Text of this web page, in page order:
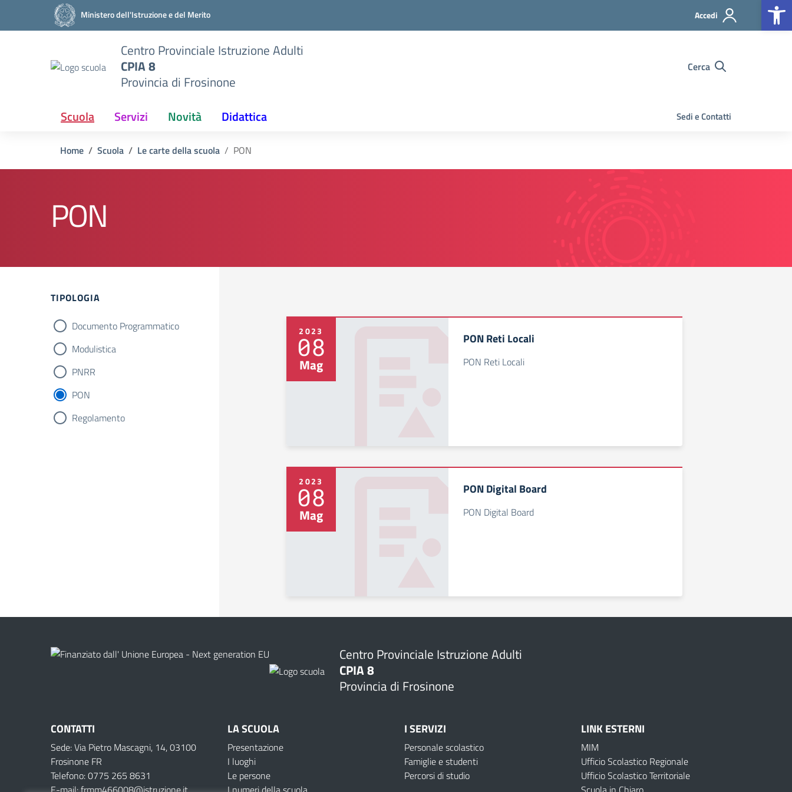
Vai ai contenuti
Vai al menu di navigazione
Ministero dell'Istruzione e del Merito Accedi
Centro Provinciale Istruzione Adulti
CPIA 8
Provincia di Frosinone
Cerca
Scuola Servizi Novità Didattica Sedi e Contatti
Home Scuola Le carte della scuola PON
PON
TIPOLOGIA
Documento Programmatico
Modulistica
PNRR
PON
Regolamento
2023
08
Mag
PON Reti Locali
PON Reti Locali
2023
08
Mag
PON Digital Board
PON Digital Board
Centro Provinciale Istruzione Adulti
CPIA 8
Provincia di Frosinone
CONTATTI
Sede: Via Pietro Mascagni, 14, 03100
Frosinone FR
Telefono: 0775 265 8631
LA SCUOLA
Presentazione
I luoghi
Le persone
I SERVIZI
Personale scolastico
Famiglie e studenti
Percorsi di studio
LINK ESTERNI
MIM
Ufficio Scolastico Regionale
Ufficio Scolastico Territoriale